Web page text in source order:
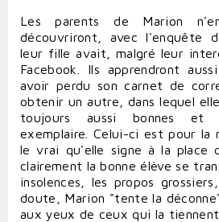
Les parents de Marion
découvriront, avec l'enquête
leur fille avait, malgré leur
Facebook. Ils apprendront
avoir perdu son carnet de
obtenir un autre, dans lequel
toujours aussi bonnes et
exemplaire. Celui-ci est pour la
le vrai qu'elle signe à la place
clairement la bonne élève se
insolences, les propos
doute, Marion "tente la
aux yeux de ceux qui la tiennent.